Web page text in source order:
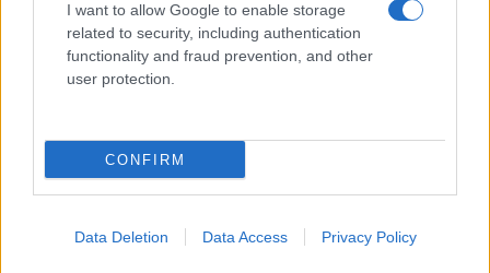
I want to allow Google to enable storage
related to security, including authentication
functionality and fraud prevention, and other
user protection.
CONFIRM
Data Deletion Data Access Privacy Policy
Privacy e Notifiche